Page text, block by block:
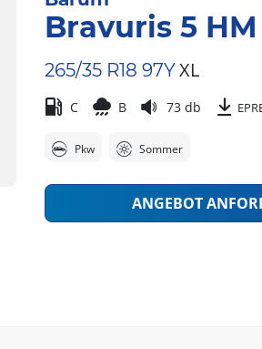
Bravuris 5 HM
265/35 R18 97YXL
C B 73 db
Pkw Sommer
ANGEBOT